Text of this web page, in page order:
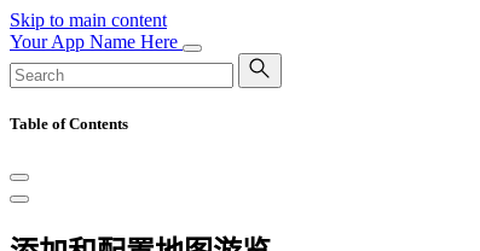
Skip to main content
Your App Name Here
Table of Contents